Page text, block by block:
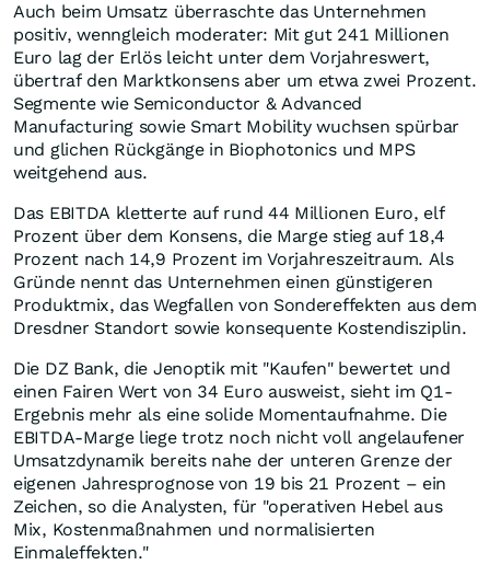
Auch beim Umsatz überraschte das Unternehmen
positiv, wenngleich moderater: Mit gut 241 Millionen
Euro lag der Erlös leicht unter dem Vorjahreswert,
übertraf den Marktkonsens aber um etwa zwei Prozent.
Segmente wie Semiconductor & Advanced
Manufacturing sowie Smart Mobility wuchsen spürbar
und glichen Rückgänge in Biophotonics und MPS
weitgehend aus.
Das EBITDA kletterte auf rund 44 Millionen Euro, elf
Prozent über dem Konsens, die Marge stieg auf 18,4
Prozent nach 14,9 Prozent im Vorjahreszeitraum. Als
Gründe nennt das Unternehmen einen günstigeren
Produktmix, das Wegfallen von Sondereffekten aus dem
Dresdner Standort sowie konsequente Kostendisziplin.
Die DZ Bank, die Jenoptik mit "Kaufen" bewertet und
einen Fairen Wert von 34 Euro ausweist, sieht im Q1-
Ergebnis mehr als eine solide Momentaufnahme. Die
EBITDA-Marge liege trotz noch nicht voll angelaufener
Umsatzdynamik bereits nahe der unteren Grenze der
eigenen Jahresprognose von 19 bis 21 Prozent – ein
Zeichen, so die Analysten, für "operativen Hebel aus
Mix, Kostenmaßnahmen und normalisierten
Einmaleffekten."